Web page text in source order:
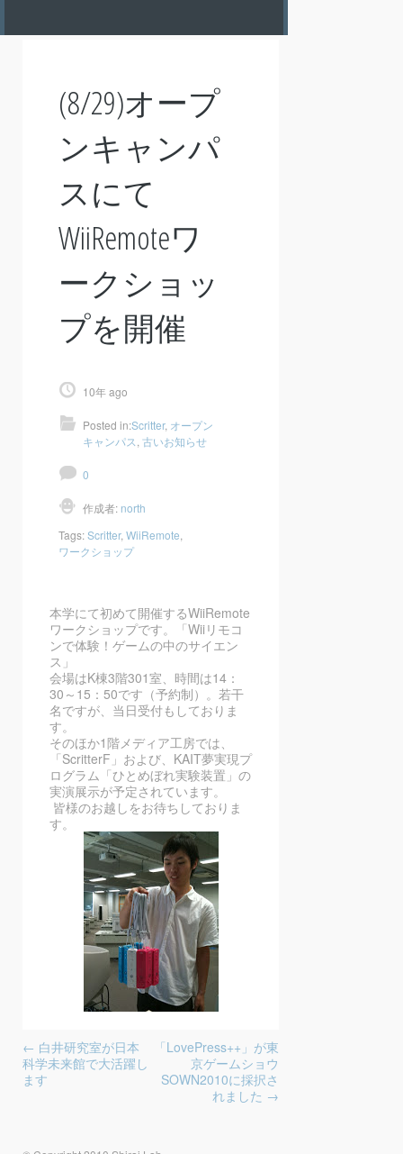
(8/29)オープ
ンキャンパ
スにて
WiiRemoteワ
ークショッ
プを開催
10年 ago
Posted in:Scritter, オープン
キャンパス 古いお知らせ
0
作成者: north
Tags:Scritter, WiiRemote
ワークショップ
本学にて初めて開催するWiiRemote
ワークショップです。「Wiiリモコ
ンで体験！ゲームの中のサイエン
ス」
会場はK棟3階301室、時間は14：
30～15：50です（予約制）。若干
名ですが、当日受付もしておりま
す。
そのほか1階メディア工房では、
「ScritterF」および、KAIT夢実現プ
ログラム「ひとめぼれ実験装置」の
実演展示が予定されています。
皆様のお越しをお待ちしておりま
す。
投稿ナビゲーション
← 白井研究室が日本
科学未来館で大活躍し
ます
「LovePress++」が東
京ゲームショウ
SOWN2010に採択さ
れました →